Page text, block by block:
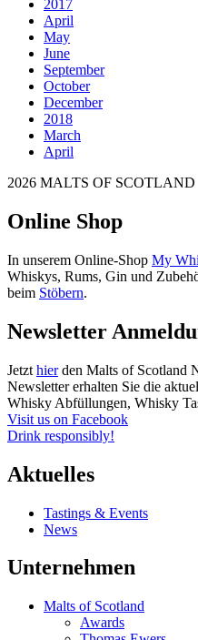
2017
April
May
June
September
October
December
2018
March
April
2026 MALTS OF SCOTLAND
Online Shop
In unserem Online-Shop My
Whiskys, Rums, Gin und
beim Stöbern.
Newsletter
Jetzt hierden Malts of Scotland
Newsletter erhalten Sie die
Whisky Abfüllungen, Whisky
Visit us on Facebook
Drink responsibly!
Aktuelles
Tastings & Events
News
Unternehmen
Malts of Scotland
Awards